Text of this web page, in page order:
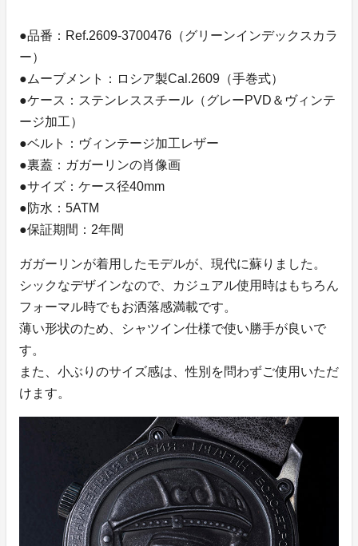
●品番：Ref.2609-3700476（グリーンインデックスカラ
ー）
●ムーブメント：ロシア製Cal.2609（手巻式）
●ケース：ステンレススチール（グレーPVD＆ヴィンテ
ージ加工）
●ベルト：ヴィンテージ加工レザー
●裏蓋：ガガーリンの肖像画
●サイズ：ケース径40mm
●防水：5ATM
●保証期間：2年間
ガガーリンが着用したモデルが、現代に蘇りました。
シックなデザインなので、カジュアル使用時はもちろん
フォーマル時でもお洒落感満載です。
薄い形状のため、シャツイン仕様で使い勝手が良いで
す。
また、小ぶりのサイズ感は、性別を問わずご使用いただ
けます。